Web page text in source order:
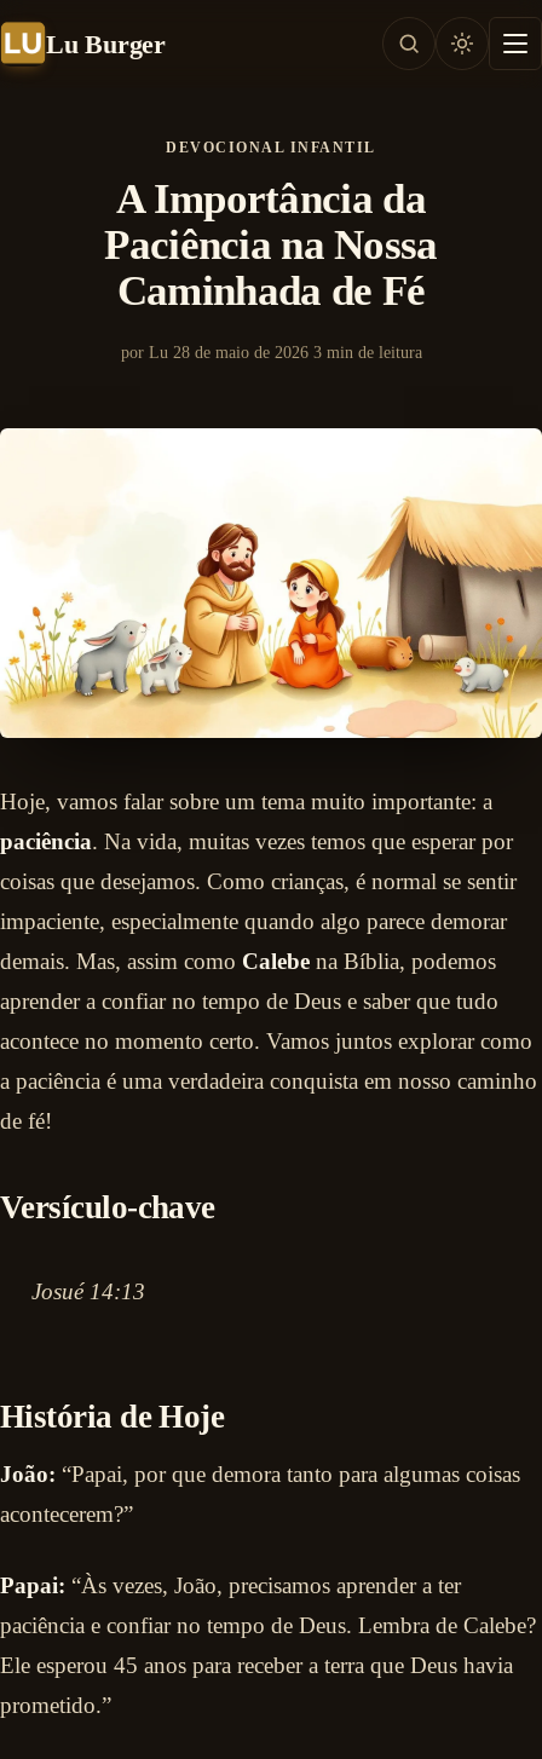
Lu Burger
DEVOCIONAL INFANTIL
A Importância da
Paciência na Nossa
Caminhada de Fé
por Lu 28 de maio de 2026 3 min de leitura
Hoje, vamos falar sobre um tema muito importante: a
paciência. Na vida, muitas vezes temos que esperar por
coisas que desejamos. Como crianças, é normal se sentir
impaciente, especialmente quando algo parece demorar
demais. Mas, assim como Calebe na Bíblia, podemos
aprender a confiar no tempo de Deus e saber que tudo
acontece no momento certo. Vamos juntos explorar como
a paciência é uma verdadeira conquista em nosso caminho
de fé!
Versículo-chave
Josué 14:13
História de Hoje
João: “Papai, por que demora tanto para algumas coisas
acontecerem?”
Papai: “Às vezes, João, precisamos aprender a ter
paciência e confiar no tempo de Deus. Lembra de Calebe?
Ele esperou 45 anos para receber a terra que Deus havia
prometido.”